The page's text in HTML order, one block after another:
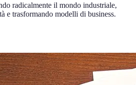
radicalmente il mondo industriale,
e trasformando modelli di business.